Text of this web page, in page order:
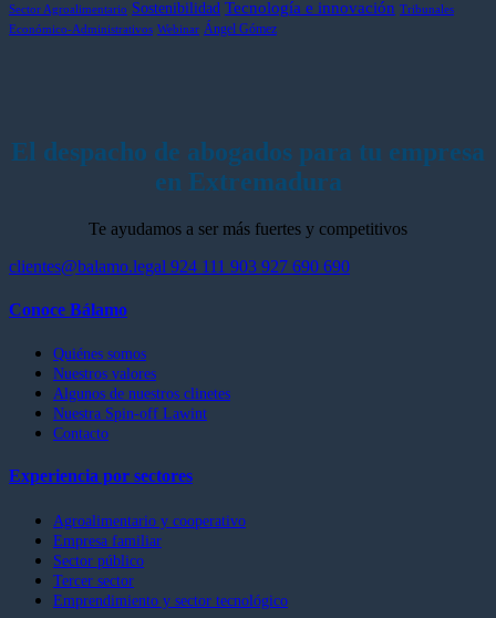
internacional
Best
Sector Agroalimentario Sostenibilidad Tecnología e innovación Tribunales
Económico-Administrativos Webinar Ángel Gómez
El despacho de abogados para tu empresa
en Extremadura
Te ayudamos a ser más fuertes y competitivos
clientes@balamo.legal 924 111 903 927 690 690
Conoce Bálamo
Quiénes somos
Nuestros valores
Algunos de nuestros clinetes
Nuestra Spin-off Lawint
Contacto
Experiencia por sectores
Agroalimentario y cooperativo
Empresa familiar
Sector público
Tercer sector
Emprendimiento y sector tecnológico